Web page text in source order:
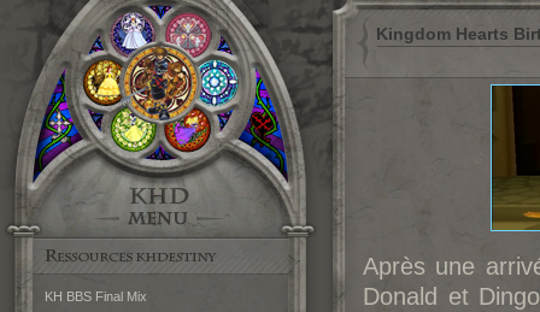
KH BBS Final Mix
Kingdom Hearts
Après une
Donald et